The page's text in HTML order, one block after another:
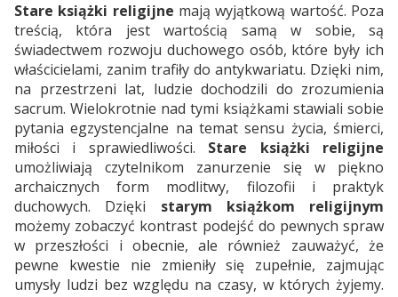
Stare książki religijne mają wyjątkową wartość. Poza
treścią, która jest wartością samą w sobie, są
świadectwem rozwoju duchowego osób, które były ich
właścicielami, zanim trafiły do antykwariatu. Dzięki nim,
na przestrzeni lat, ludzie dochodzili do zrozumienia
sacrum. Wielokrotnie nad tymi książkami stawiali sobie
pytania egzystencjalne na temat sensu życia, śmierci,
miłości i sprawiedliwości. Stare książki religijne
umożliwiają czytelnikom zanurzenie się w piękno
archaicznych form modlitwy, filozofii i praktyk
duchowych. Dzięki starym książkom religijnym
możemy zobaczyć kontrast podejść do pewnych spraw
w przeszłości i obecnie, ale również zauważyć, że
pewne kwestie nie zmieniły się zupełnie, zajmując
umysły ludzi bez względu na czasy, w których żyjemy.